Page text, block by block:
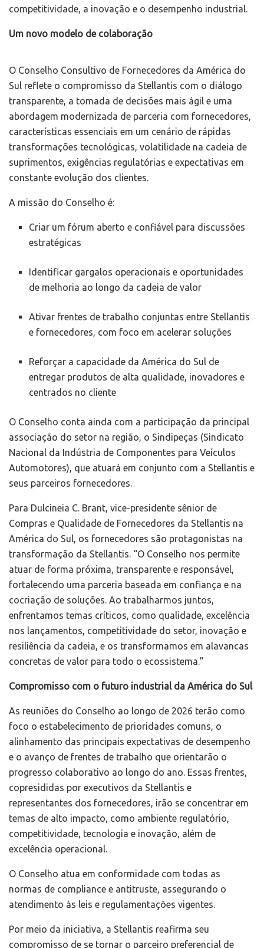
competitividade, a inovação e o desempenho industrial.
Um novo modelo de colaboração
O Conselho Consultivo de Fornecedores da América do
Sul reflete o compromisso da Stellantis com o diálogo
transparente, a tomada de decisões mais ágil e uma
abordagem modernizada de parceria com fornecedores,
características essenciais em um cenário de rápidas
transformações tecnológicas, volatilidade na cadeia de
suprimentos, exigências regulatórias e expectativas em
constante evolução dos clientes.
A missão do Conselho é:
Criar um fórum aberto e confiável para discussões
estratégicas
Identificar gargalos operacionais e oportunidades
de melhoria ao longo da cadeia de valor
Ativar frentes de trabalho conjuntas entre Stellantis
e fornecedores, com foco em acelerar soluções
Reforçar a capacidade da América do Sul de
entregar produtos de alta qualidade, inovadores e
centrados no cliente
O Conselho conta ainda com a participação da principal
associação do setor na região, o Sindipeças (Sindicato
Nacional da Indústria de Componentes para Veículos
Automotores), que atuará em conjunto com a Stellantis e
seus parceiros fornecedores.
Para Dulcineia C. Brant, vice-presidente sênior de
Compras e Qualidade de Fornecedores da Stellantis na
América do Sul, os fornecedores são protagonistas na
transformação da Stellantis. “O Conselho nos permite
atuar de forma próxima, transparente e responsável,
fortalecendo uma parceria baseada em confiança e na
cocriação de soluções. Ao trabalharmos juntos,
enfrentamos temas críticos, como qualidade, excelência
nos lançamentos, competitividade do setor, inovação e
resiliência da cadeia, e os transformamos em alavancas
concretas de valor para todo o ecossistema.”
Compromisso com o futuro industrial da América do Sul
As reuniões do Conselho ao longo de 2026 terão como
foco o estabelecimento de prioridades comuns, o
alinhamento das principais expectativas de desempenho
e o avanço de frentes de trabalho que orientarão o
progresso colaborativo ao longo do ano. Essas frentes,
copresididas por executivos da Stellantis e
representantes dos fornecedores, irão se concentrar em
temas de alto impacto, como ambiente regulatório,
competitividade, tecnologia e inovação, além de
excelência operacional.
O Conselho atua em conformidade com todas as
normas de compliance e antitruste, assegurando o
atendimento às leis e regulamentações vigentes.
Por meio da iniciativa, a Stellantis reafirma seu
compromisso de se tornar o parceiro preferencial de